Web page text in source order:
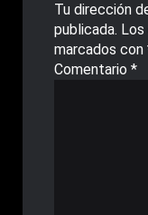
Tu dirección
publicada.
marcados con
Comentario *